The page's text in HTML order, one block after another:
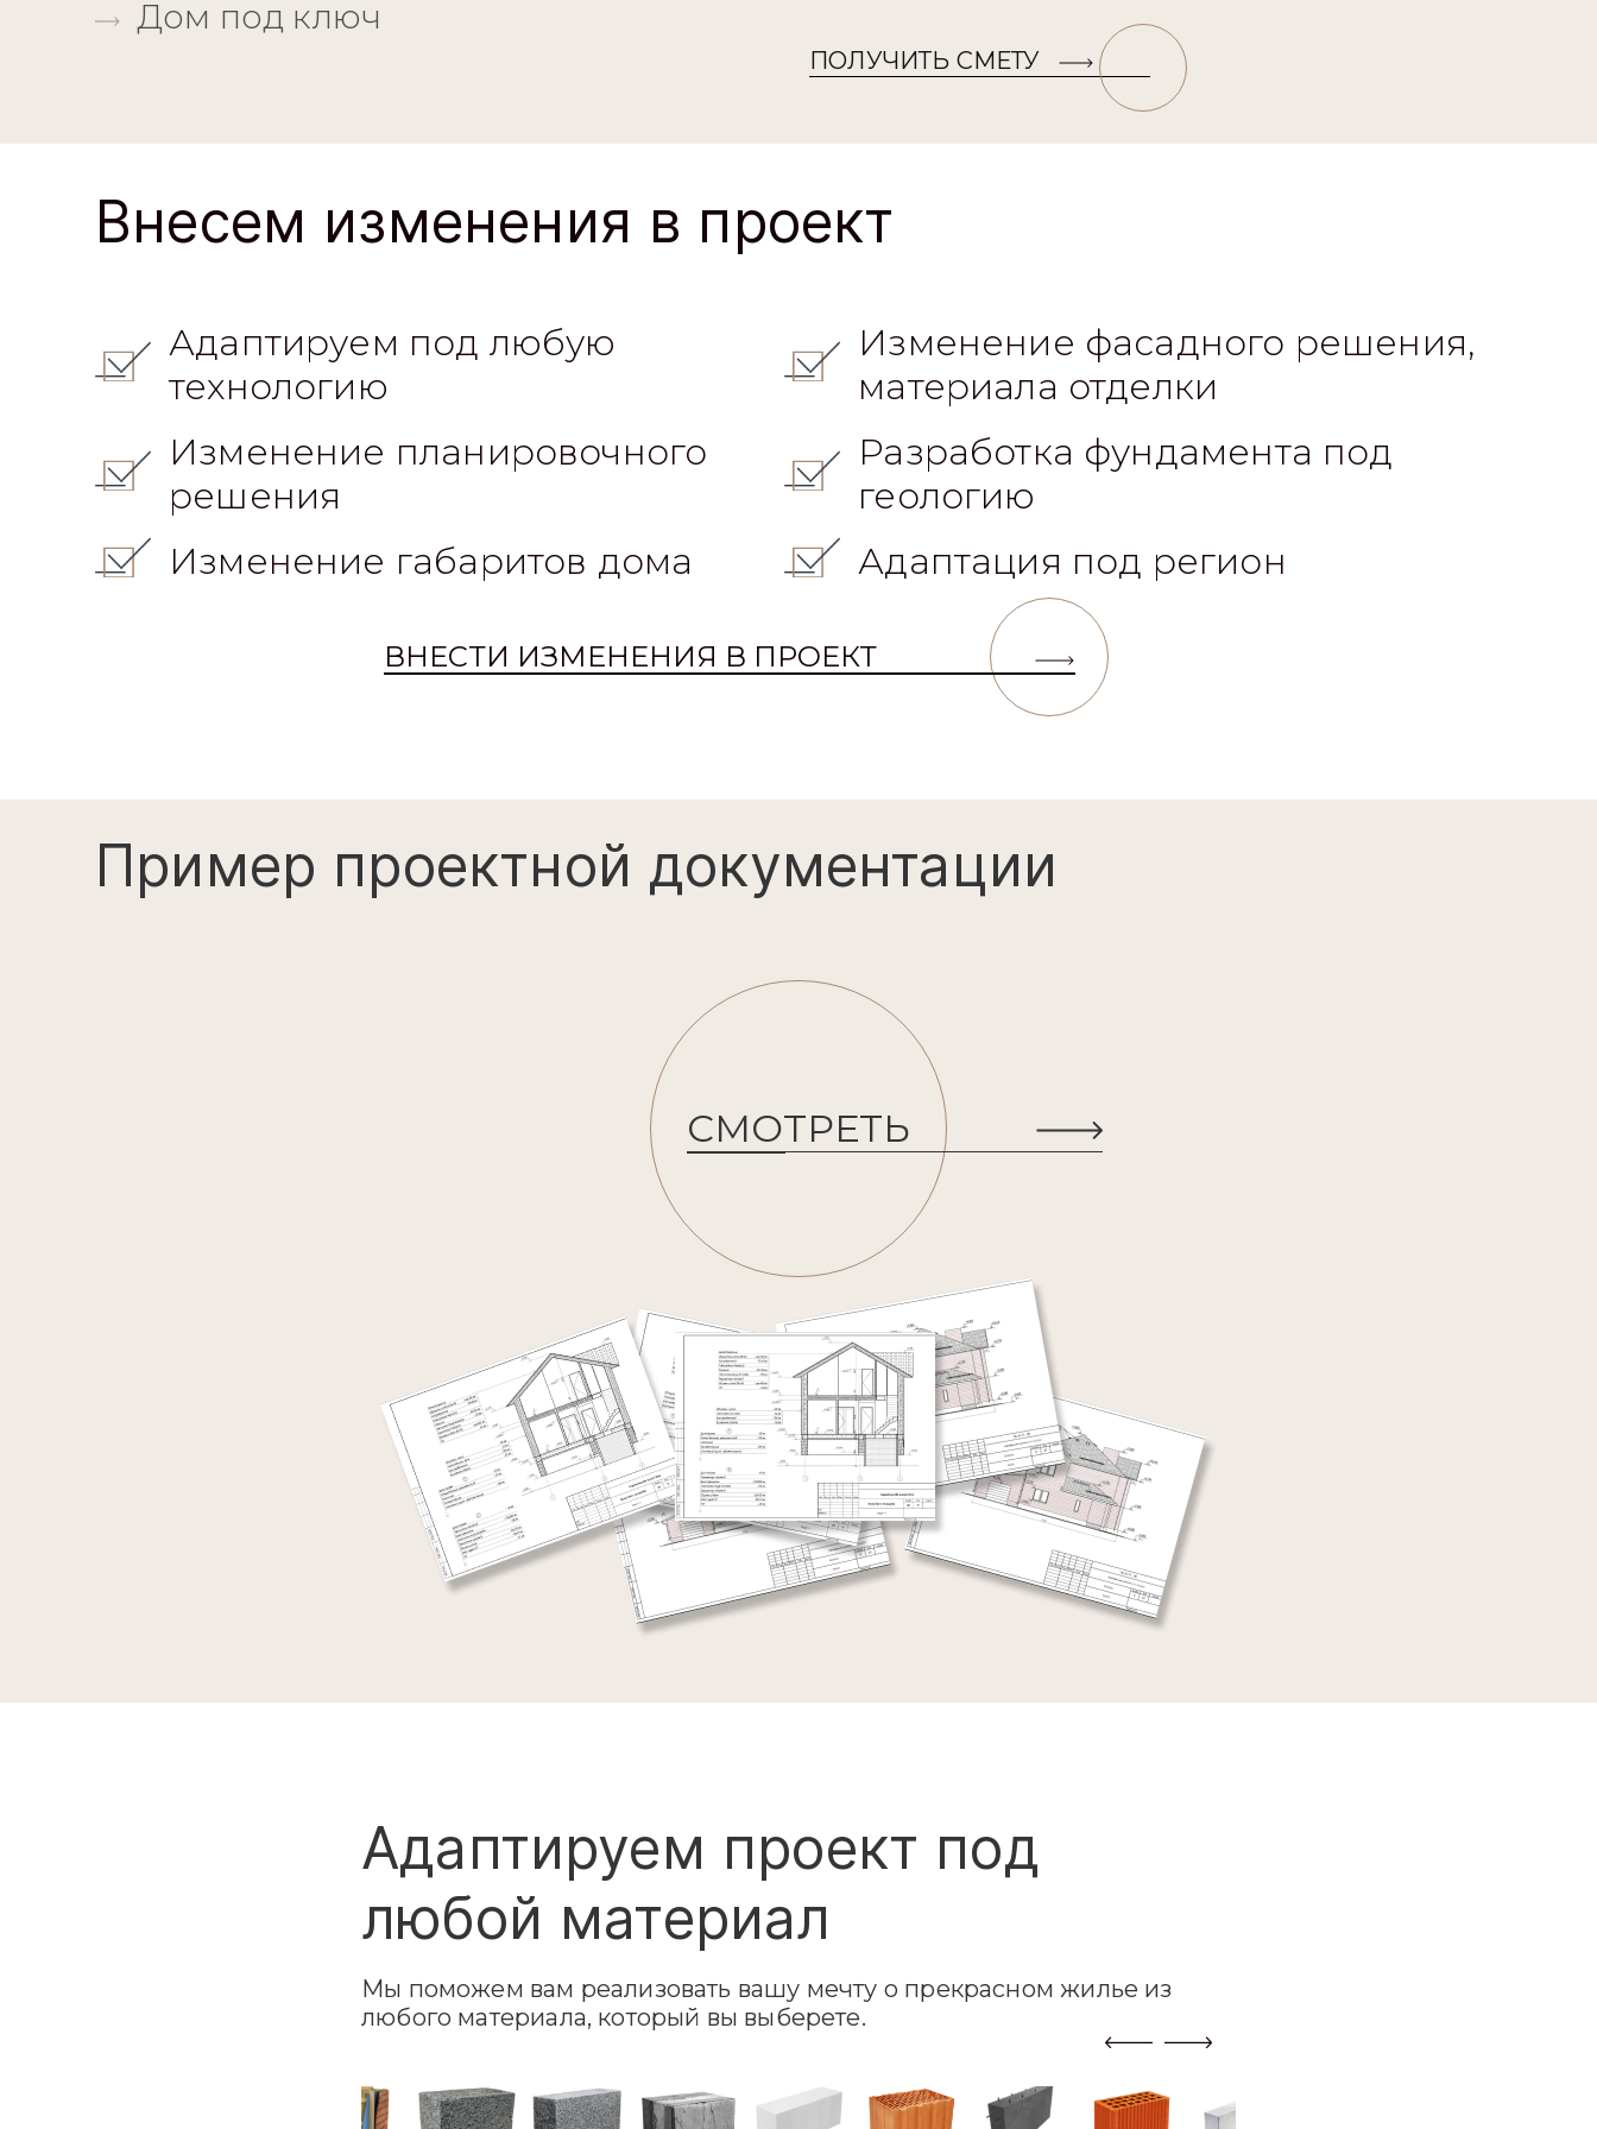
Дом под ключ
ПОЛУЧИТЬ СМЕТУ
Внесем изменения в проект
Адаптируем под любую
технологию
Изменение планировочного
решения
Изменение габаритов дома
Изменение фасадного решения,
материала отделки
Разработка фундамента под
геологию
Адаптация под регион
ВНЕСТИ ИЗМЕНЕНИЯ В ПРОЕКТ
Пример проектной документации
СМОТРЕТЬ
Адаптируем проект под
любой материал
Мы поможем вам реализовать вашу мечту о прекрасном жилье из
любого материала, который вы выберете.